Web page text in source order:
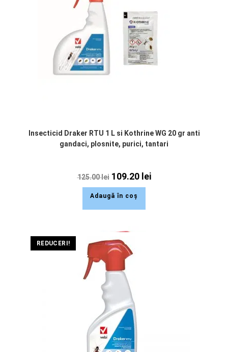
Insecticid Draker RTU 1 L si Kothrine WG 20 gr anti
gandaci, plosnite, purici, tantari
125.00lei 109.20 lei
Adaugă în coș
REDUCERI!